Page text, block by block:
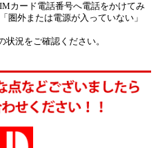
カード電話番号へ電話をかけてみ
圏外または電源が入っていない」
況をご確認ください。